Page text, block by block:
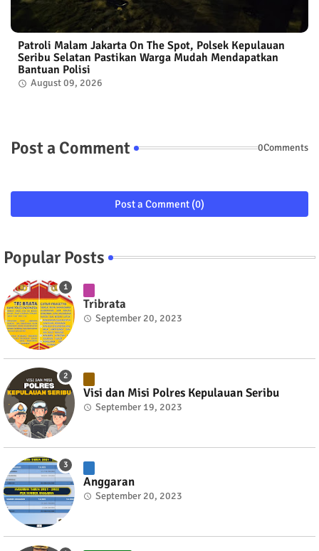
Patroli Malam Jakarta On The Spot, Polsek Kepulauan
Seribu Selatan Pastikan Warga Mudah Mendapatkan
Bantuan Polisi
August 09, 2026
Post a Comment 0Comments
Post a Comment (0)
Popular Posts
Tribrata
September 20, 2023
Visi dan Misi Polres Kepulauan Seribu
September 19, 2023
Anggaran
September 20, 2023